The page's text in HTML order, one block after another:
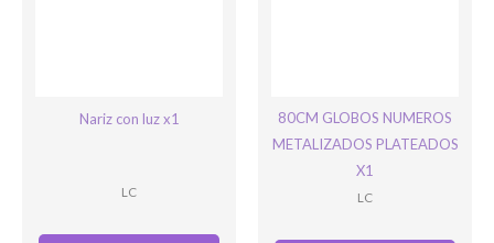
Nariz con luz x1
LC
80CM GLOBOS NUMEROS
METALIZADOS PLATEADOS
X1
LC